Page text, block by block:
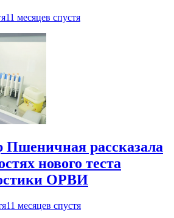
11 месяцев спустя
Пшеничная рассказала
нового теста
ОРВИ
11 месяцев спустя